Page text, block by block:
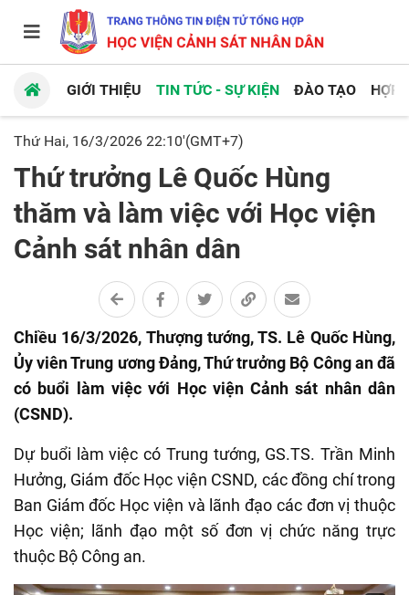
GIỚI THIỆU TIN TỨC - SỰ KIỆN ĐÀO TẠO HỢP
Thứ Hai, 16/3/2026 22:10'(GMT+7)
Thứ trưởng Lê Quốc Hùng
thăm và làm việc với Học viện
Cảnh sát nhân dân
Chiều 16/3/2026, Thượng tướng, TS. Lê Quốc Hùng,
Ủy viên Trung ương Đảng, Thứ trưởng Bộ Công an đã
có buổi làm việc với Học viện Cảnh sát nhân dân
(CSND).
Dự buổi làm việc có Trung tướng, GS.TS. Trần Minh
Hưởng, Giám đốc Học viện CSND, các đồng chí trong
Ban Giám đốc Học viện và lãnh đạo các đơn vị thuộc
Học viện; lãnh đạo một số đơn vị chức năng trực
thuộc Bộ Công an.